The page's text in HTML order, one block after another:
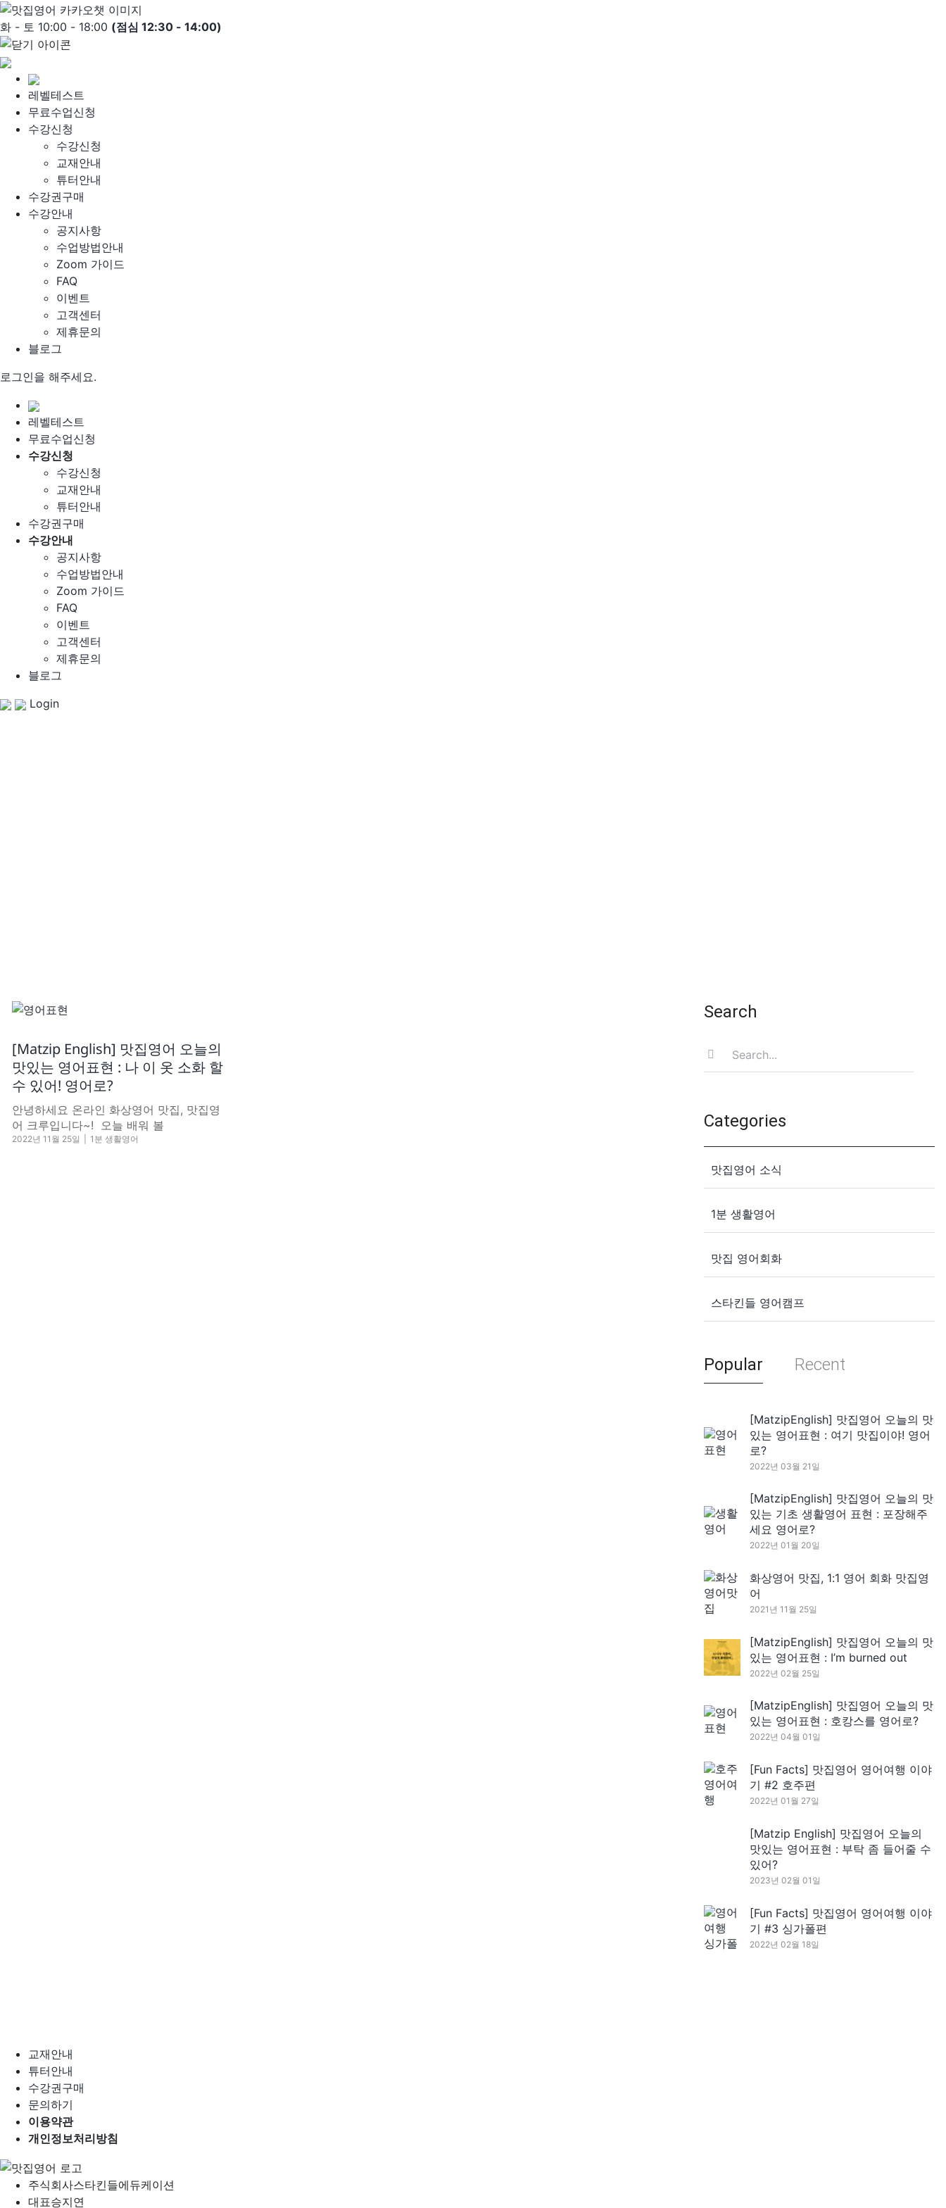
Skip
to
content
화 - 토 10:00 - 18:00 (점심 12:30 - 14:00)
레벨테스트
무료수업신청
수강신청
수강신청
교재안내
튜터안내
수강권구매
수강안내
공지사항
수업방법안내
Zoom 가이드
FAQ
이벤트
고객센터
제휴문의
블로그
로그인을 해주세요.
레벨테스트
무료수업신청
수강신청
수강신청
교재안내
튜터안내
수강권구매
수강안내
공지사항
수업방법안내
Zoom 가이드
FAQ
이벤트
고객센터
제휴문의
블로그
Login
[Matzip English] 맛집영어 오늘의
맛있는 영어표현 : 나 이 옷 소화 할
수 있어! 영어로?
안녕하세요 온라인 화상영어 맛집, 맛집영
어 크루입니다~! ​ 오늘 배워 볼
2022년 11월 25일 1분 생활영어
Search
for:
Categories
맛집영어 소식
1분 생활영어
맛집 영어회화
스타킨들 영어캠프
Popular Recent
[MatzipEnglish] 맛집영어 오늘의 맛
있는 영어표현 : 여기 맛집이야! 영어
로?
2022년 03월 21일
[MatzipEnglish] 맛집영어 오늘의 맛
있는 기초 생활영어 표현 : 포장해주
세요 영어로?
2022년 01월 20일
화상영어 맛집, 1:1 영어 회화 맛집영
어
2021년 11월 25일
[MatzipEnglish] 맛집영어 오늘의 맛
있는 영어표현 : I’m burned out
2022년 02월 25일
[MatzipEnglish] 맛집영어 오늘의 맛
있는 영어표현 : 호캉스를 영어로?
2022년 04월 01일
[Fun Facts] 맛집영어 영어여행 이야
기 #2 호주편
2022년 01월 27일
[Matzip English] 맛집영어 오늘의
맛있는 영어표현 : 부탁 좀 들어줄 수
있어?
2023년 02월 01일
[Fun Facts] 맛집영어 영어여행 이야
기 #3 싱가폴편
2022년 02월 18일
교재안내
튜터안내
수강권구매
문의하기
이용약관
개인정보처리방침
주식회사스타킨들에듀케이션
대표승지연